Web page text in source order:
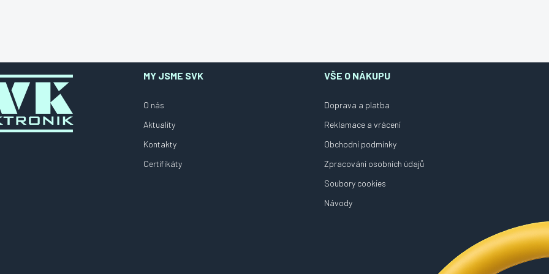
MY JSME SVK
O nás
Aktuality
Kontakty
Certifikáty
VŠE O NÁKUPU
Doprava a platba
Reklamace a vrácení
Obchodní podmínky
Zpracování osobních údajů
Soubory cookies
Návody